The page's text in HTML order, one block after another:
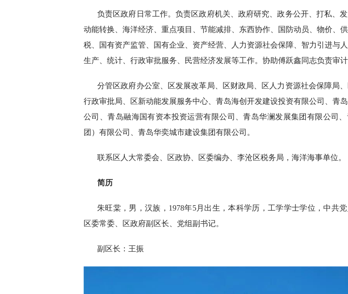
负责区政府日常工作。负责区政府机关、政府研究、政务公开、打私、
动能转换、海洋经济、重点项目、节能减排、东西协作、国防动员、物价、
税、国有资产监管、国有企业、资产经营、人力资源社会保障、智力引进与
生产、统计、行政审批服务、民营经济发展等工作。协助傅跃鑫同志负责审计
分管区政府办公室、区发展改革局、区财政局、区人力资源社会保障局
行政审批局、区新动能发展服务中心、青岛海创开发建设投资有限公司、青
公司、青岛融海国有资本投资运营有限公司、青岛华澜发展集团有限公司
团）有限公司、青岛华奕城市建设集团有限公司。
联系区人大常委会、区政协、区委编办、李沧区税务局，海洋海事单位。
简历
朱旺棠，男，汉族，1978年5月出生，本科学历，工学学士学位，中共
区委常委、区政府副区长、党组副书记。
副区长：王振